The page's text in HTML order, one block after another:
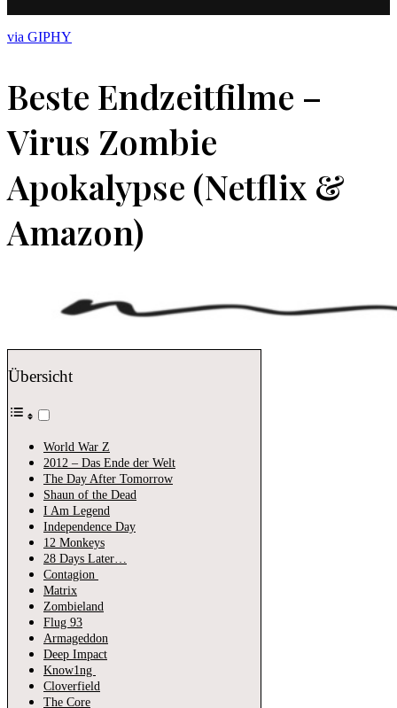
via GIPHY
Beste Endzeitfilme –
Virus Zombie
Apokalypse (Netflix &
Amazon)
Übersicht
World War Z
2012 – Das Ende der Welt
The Day After Tomorrow
Shaun of the Dead
I Am Legend
Independence Day
12 Monkeys
28 Days Later…
Contagion
Matrix
Zombieland
Flug 93
Armageddon
Deep Impact
Know1ng
Cloverfield
The Core